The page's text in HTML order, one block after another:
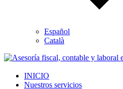
Español
Català
INICIO
Nuestros servicios